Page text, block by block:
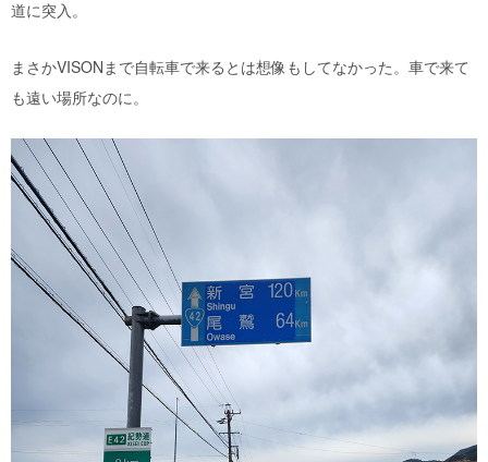
道に突入。
まさかVISONまで自転車で来るとは想像もしてなかった。車で来て
も遠い場所なのに。